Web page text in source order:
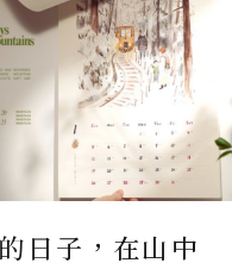
日子，在山中